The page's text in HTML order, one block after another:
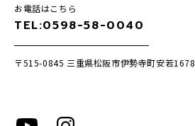
お電話はこちら
TEL:0598-58-0040
〒515-0845 三重県松阪市伊勢寺町安若1678